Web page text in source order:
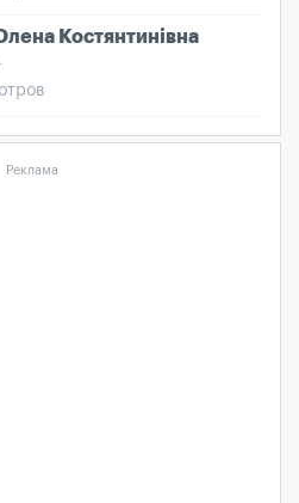
Костянтинівна
Реклама